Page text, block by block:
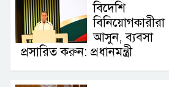
বিদেশি
বিনিয়োগকারীরা
আসুন, ব্যবসা
প্রসারিত করুন: প্রধানমন্ত্রী